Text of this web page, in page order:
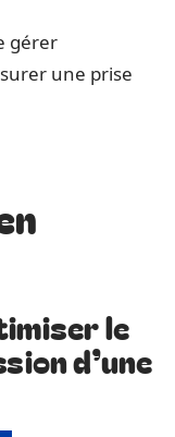
gérer
une prise
le
d’une